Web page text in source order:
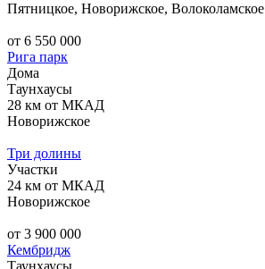
Пятницкое, Новорижское, Волоколамское
от 6 550 000
Рига парк
Дома
Таунхаусы
28 км от МКАД
Новорижское
Три долины
Участки
24 км от МКАД
Новорижское
от 3 900 000
Кембридж
Таунхаусы